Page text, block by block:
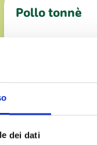
dei dati
Pollo tonnè